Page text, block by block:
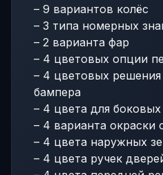
– 9 вариантов колёс
– 3 типа номерных
– 2 варианта фар
– 4 цветовых опции
– 4 цветовых решения
бампера
– 4 цвета для
– 4 варианта окраски
– 4 цвета наружных
– 4 цвета ручек